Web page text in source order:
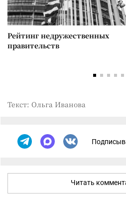
Рейтинг недружественных
правительств
Текст: Ольга Иванова
Читать